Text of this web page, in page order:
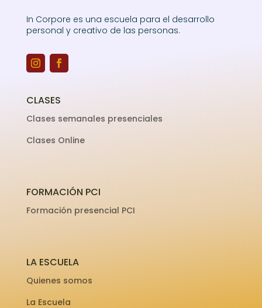
In Corpore es una escuela para el desarrollo
personal y creativo de las personas.
CLASES
Clases semanales presenciales
Clases Online
FORMACIÓN PCI
Formación presencial PCI
LA ESCUELA
Quienes somos
La Escuela